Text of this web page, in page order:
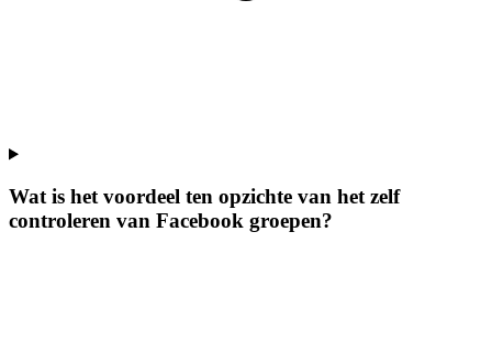
Wat is het voordeel ten opzichte van het zelf
controleren van Facebook groepen?